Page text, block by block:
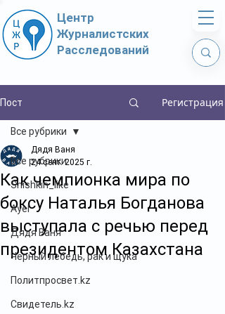
Центр
Журналистских
Расследований
Пост Регистрация
Все рубрики
Shishkin_like
Ayel
Дядя Ваня
Чёрный лебедь, рак и щука
Политпросвет.kz
Свидетель.kz
Все рубрики
Как чемпионка мира по
боксу Наталья Богданова
выступала с речью перед
президентом Казахстана
Дядя Ваня
24 сент. 2025 г.